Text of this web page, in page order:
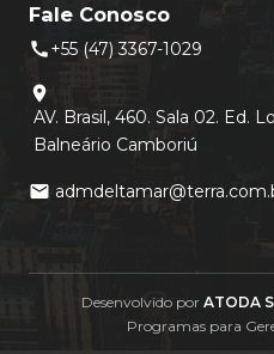
Fale Conosco
call+55 (47) 3367-1029
location_on
AV. Brasil, 460. Sala 02. Ed.
Balneário Camboriú
mail
Desenvolvido por ATODA
Programas para